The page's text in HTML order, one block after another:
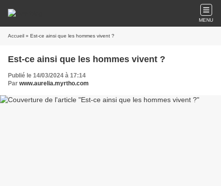
MENU
Accueil » Est-ce ainsi que les hommes vivent ?
Est-ce ainsi que les hommes vivent ?
Publié le 14/03/2024 à 17:14
Par www.aurelia.myrtho.com